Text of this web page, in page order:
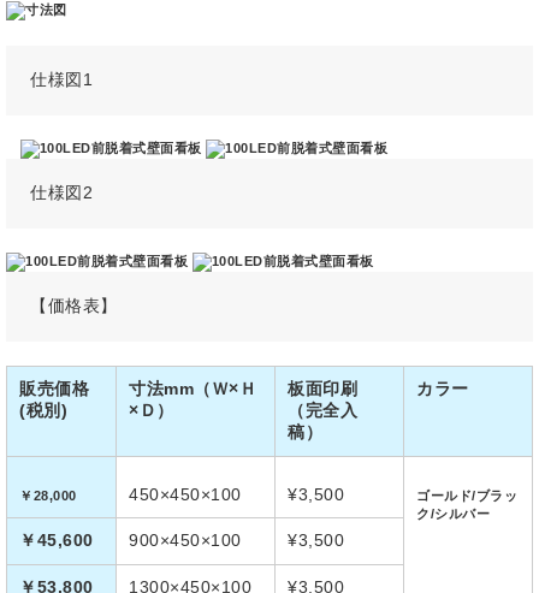
仕様図1
仕様図2
【価格表】
販売価格
(税別)
寸法mm（Ｗ×Ｈ
×Ｄ）
板面印刷
（完全入
稿）
カラー
￥28,000 450×450×100 ¥3,500
ゴールド/ブラッ
ク/シルバー
￥45,600 900×450×100 ¥3,500
￥53,800 1300×450×100 ¥3,500